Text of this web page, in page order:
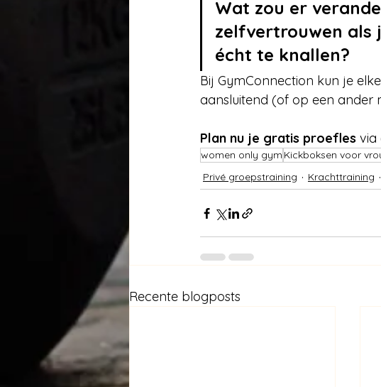
Wat zou er
zelfvertrouwen als
écht te knallen?
Bij GymConnection kun je
aansluitend (of op een ander
Plan nu je gratis proefles via
women only gym Kickboksen voor
Privé groepstraining
Krachttraining
Recente blogposts